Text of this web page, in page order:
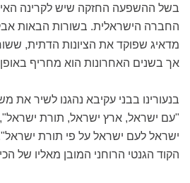
בשל ההשפעה החזקה שיש לקרינה
החברה הישראלית. בשורות הבאות
מדאיג שפוקד את הציונות הדתית,
אך בשנים האחרונות הוא מחריף
בנעורינו בבני עקיבא נהגנו לשיר
"עם ישראל, ארץ ישראל, תורת
ישראל לעם ישראל על פי תורת
הקוד הגנטי הרוחני המובן מאליו של